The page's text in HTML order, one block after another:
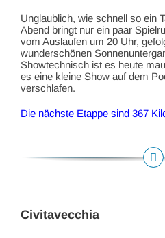
Unglaublich, wie schnell so ein
Abend bringt nur ein paar
vom Auslaufen um 20 Uhr,
wunderschönen
Showtechnisch ist es heute
es eine kleine Show auf dem
verschlafen.
Die nächste Etappe sind 367
Civitavecchia